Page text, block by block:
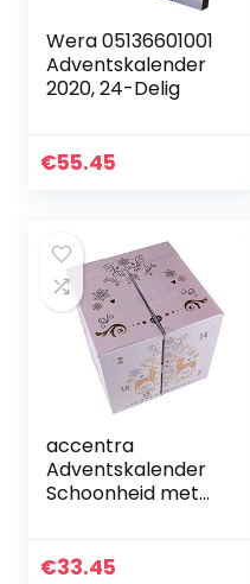
Wera 05136601001
Adventskalender
2020, 24-Delig
€55.45
accentra
Adventskalender
Schoonheid met
producten –
€33.45